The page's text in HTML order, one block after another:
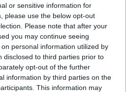
or sensitive information for
please use the below opt-out
Please note that after your
you may continue seeing
personal information utilized by
disclosed to third parties prior to
opt-out of the further
information by third parties on the
This information may
kad valdininkai
transportu, kur nėra
ką tai reiškia“, – neslėpė